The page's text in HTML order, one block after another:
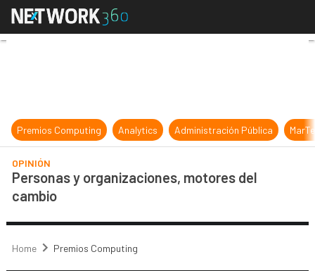
Personas y organizaciones,
Premios Computing Analytics Administración Pública
OPINIÓN
Personas y organizaciones, motores del
cambio
Home Premios Computing